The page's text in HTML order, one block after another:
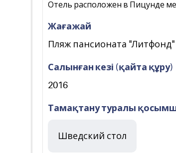
Отель расположен в Пицунде
Жағажай
Пляж пансионата
Салынған кезі (қайта құру)
2016
Тамақтану туралы
Шведский стол